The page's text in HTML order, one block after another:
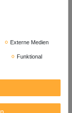
Externe Medien
Funktional